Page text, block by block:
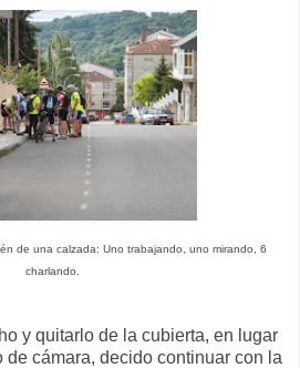
de una calzada: Uno trabajando, uno mirando, 6
charlando.
y quitarlo de la cubierta, en lugar
cámara, decido continuar con la